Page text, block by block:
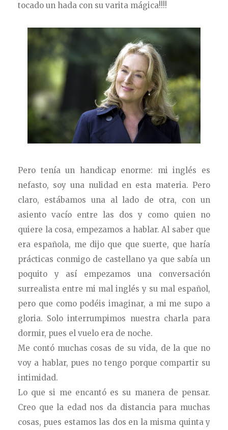
tocado un hada con su varita mágica!!!!
Pero tenía un handicap enorme: mi inglés es
nefasto, soy una nulidad en esta materia. Pero
claro, estábamos una al lado de otra, con un
asiento vacío entre las dos y como quien no
quiere la cosa, empezamos a hablar. Al saber que
era española, me dijo que que suerte, que haría
prácticas conmigo de castellano ya que sabía un
poquito y así empezamos una conversación
surrealista entre mi mal inglés y su mal español,
pero que como podéis imaginar, a mi me supo a
gloria. Solo interrumpimos nuestra charla para
dormir, pues el vuelo era de noche.
Me contó muchas cosas de su vida, de la que no
voy a hablar, pues no tengo porque compartir su
intimidad.
Lo que si me encantó es su manera de pensar.
Creo que la edad nos da distancia para muchas
cosas, pues estamos las dos en la misma quinta y